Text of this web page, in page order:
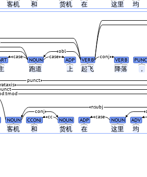
客机 和 货机 在 这里 均
跑道 上 起飞 降落 ，
客机 和 货机 在 这里 均
NOUN ADP VERB VERB
case case conj
obl
NOUN CCONJ NOUN ADP NOUN ADV
cc case
conj
nsubj
punct